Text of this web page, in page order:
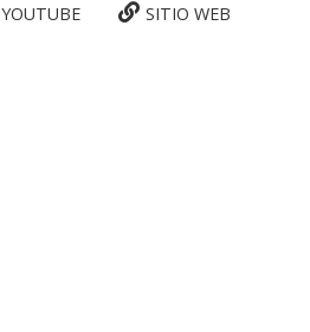
YOUTUBE SITIO WEB